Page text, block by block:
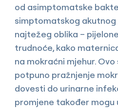
od asimptomatske
simptomatskog akutnog
najtežeg oblika –
trudnoće, kako
na mokraćni mjehur.
potpuno pražnjenje
dovesti do urinarne
promjene također mogu